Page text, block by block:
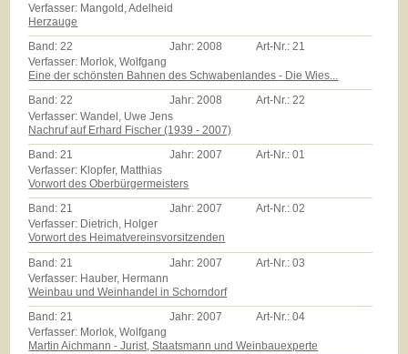
Verfasser: Mangold, Adelheid
Herzauge
Band:22 Jahr:2008 Art-Nr.:21
Verfasser: Morlok, Wolfgang
Eine der schönsten Bahnen des Schwabenlandes - Die Wies...
Band:22 Jahr:2008 Art-Nr.:22
Verfasser: Wandel, Uwe Jens
Nachruf auf Erhard Fischer (1939 - 2007)
Band: 21 Jahr: 2007 Art-Nr.:01
Verfasser: Klopfer, Matthias
Vorwort des Oberbürgermeisters
Band:21 Jahr:2007 Art-Nr.:02
Verfasser: Dietrich, Holger
Vorwort des Heimatvereinsvorsitzenden
Band: 21 Jahr: 2007 Art-Nr.:03
Verfasser: Hauber, Hermann
Weinbau und Weinhandel in Schorndorf
Band:21 Jahr:2007 Art-Nr.:04
Verfasser: Morlok, Wolfgang
Martin Aichmann - Jurist, Staatsmann und Weinbauexperte